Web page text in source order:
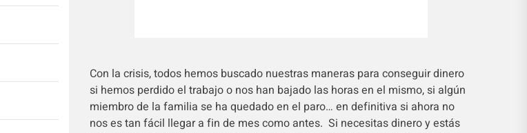
Con la crisis, todos hemos buscado nuestras maneras para conseguir dinero
si hemos perdido el trabajo o nos han bajado las horas en el mismo, si algún
miembro de la familia se ha quedado en el paro… en definitiva si ahora no
nos es tan fácil llegar a fin de mes como antes. Si necesitas dinero y estás